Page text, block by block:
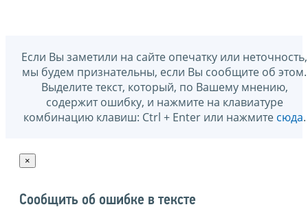
Если Вы заметили на сайте опечатку или неточность,
мы будем признательны, если Вы сообщите об этом.
Выделите текст, который, по Вашему мнению,
содержит ошибку, и нажмите на клавиатуре
комбинацию клавиш: Ctrl + Enter или нажмите сюда.
×
Сообщить об ошибке в тексте